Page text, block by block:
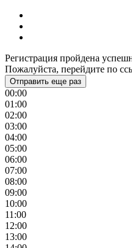
Регистрация пройдена
Пожалуйста, перейдите по
Отправить еще раз
00:00
01:00
02:00
03:00
04:00
05:00
06:00
07:00
08:00
09:00
10:00
11:00
12:00
13:00